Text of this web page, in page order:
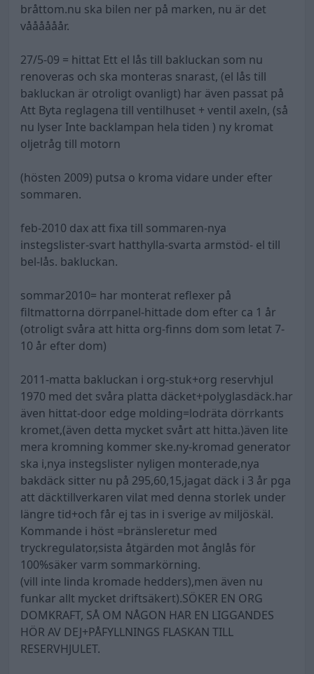
bråttom.nu ska bilen ner på marken, nu är det
våååååår.
27/5-09 = hittat Ett el lås till bakluckan som nu
renoveras och ska monteras snarast, (el lås till
bakluckan är otroligt ovanligt) har även passat på
Att Byta reglagena till ventilhuset + ventil axeln, (så
nu lyser Inte backlampan hela tiden ) ny kromat
oljetråg till motorn
(hösten 2009) putsa o kroma vidare under efter
sommaren.
feb-2010 dax att fixa till sommaren-nya
instegslister-svart hatthylla-svarta armstöd- el till
bel-lås. bakluckan.
sommar2010= har monterat reflexer på
filtmattorna dörrpanel-hittade dom efter ca 1 år
(otroligt svåra att hitta org-finns dom som letat 7-
10 år efter dom)
2011-matta bakluckan i org-stuk+org reservhjul
1970 med det svåra platta däcket+polyglasdäck.har
även hittat-door edge molding=lodräta dörrkants
kromet,(även detta mycket svårt att hitta.)även lite
mera kromning kommer ske.ny-kromad generator
ska i,nya instegslister nyligen monterade,nya
bakdäck sitter nu på 295,60,15,jagat däck i 3 år pga
att däcktillverkaren vilat med denna storlek under
längre tid+och får ej tas in i sverige av miljöskäl.
Kommande i höst =bränsleretur med
tryckregulator,sista åtgärden mot ånglås för
100%säker varm sommarkörning.
(vill inte linda kromade hedders),men även nu
funkar allt mycket driftsäkert).SÖKER EN ORG
DOMKRAFT, SÅ OM NÅGON HAR EN LIGGANDES
HÖR AV DEJ+PÅFYLLNINGS FLASKAN TILL
RESERVHJULET.